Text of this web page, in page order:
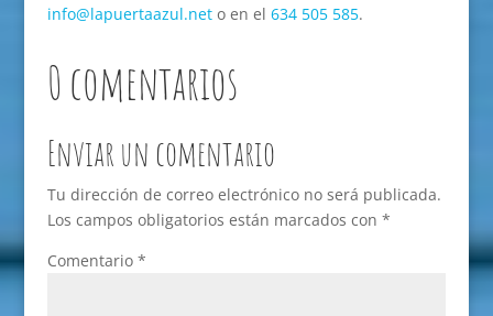
info@lapuertaazul.neto en el 634 505 585.
0 comentarios
Enviar un comentario
Tu dirección de correo electrónico no será publicada.
Los campos obligatorios están marcados con *
Comentario *